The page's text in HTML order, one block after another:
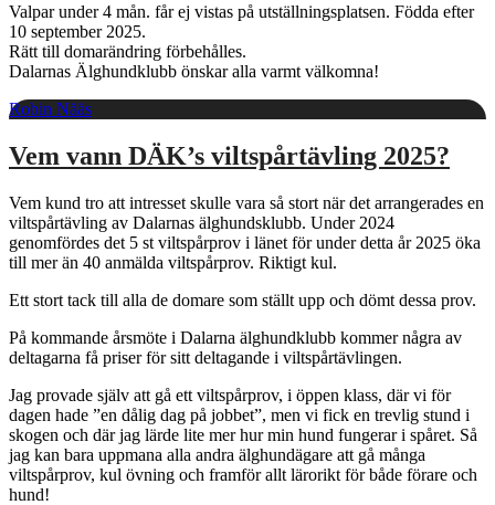
Valpar under 4 mån. får ej vistas på utställningsplatsen. Födda efter
10 september 2025.
Rätt till domarändring förbehålles.
Dalarnas Älghundklubb önskar alla varmt välkomna!
Robin Nääs
Vem vann DÄK’s viltspårtävling 2025?
Vem kund tro att intresset skulle vara så stort när det arrangerades en
viltspårtävling av Dalarnas älghundsklubb. Under 2024
genomfördes det 5 st viltspårprov i länet för under detta år 2025 öka
till mer än 40 anmälda viltspårprov. Riktigt kul.
Ett stort tack till alla de domare som ställt upp och dömt dessa prov.
På kommande årsmöte i Dalarna älghundklubb kommer några av
deltagarna få priser för sitt deltagande i viltspårtävlingen.
Jag provade själv att gå ett viltspårprov, i öppen klass, där vi för
dagen hade ”en dålig dag på jobbet”, men vi fick en trevlig stund i
skogen och där jag lärde lite mer hur min hund fungerar i spåret. Så
jag kan bara uppmana alla andra älghundägare att gå många
viltspårprov, kul övning och framför allt lärorikt för både förare och
hund!